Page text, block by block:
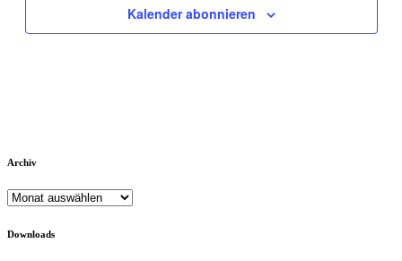
Kalender abonnieren
Archiv
Archiv
Downloads